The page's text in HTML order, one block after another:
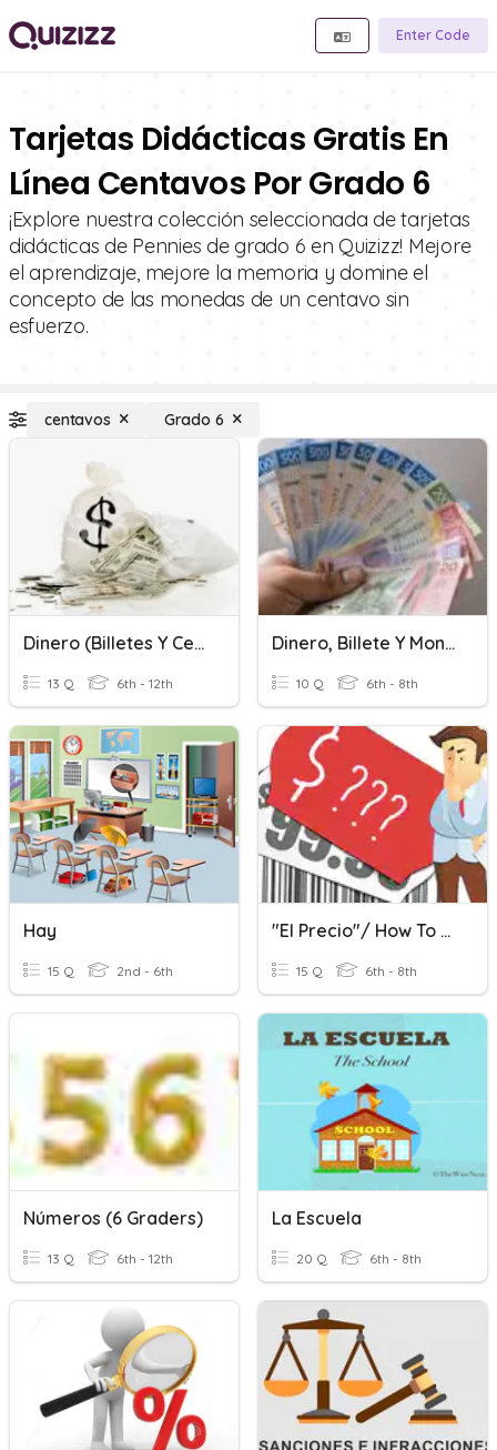
Enter Code
Tarjetas Didácticas Gratis En
Línea Centavos Por Grado 6
¡Explore nuestra colección seleccionada de tarjetas
didácticas de Pennies de grado 6 en Quizizz! Mejore
el aprendizaje, mejore la memoria y domine el
concepto de las monedas de un centavo sin
esfuerzo.
centavos Grado 6
Dinero (billetes Y Centavos)
13 Q 6th - 12th
Dinero, Billete Y Monedas
10 Q 6th - 8th
Hay
15 Q 2nd - 6th
"El Precio"/ How To Tell The Price In Spanish
15 Q 6th - 8th
Números (6 Graders)
13 Q 6th - 12th
La Escuela
20 Q 6th - 8th